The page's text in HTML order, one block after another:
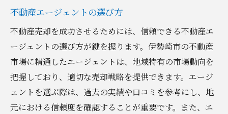
不動産エージェントの選び方
不動産売却を成功させるためには、信頼できる不動産エ
ージェントの選び方が鍵を握ります。伊勢崎市の不動産
市場に精通したエージェントは、地域特有の市場動向を
把握しており、適切な売却戦略を提供できます。エージ
ェントを選ぶ際は、過去の実績や口コミを参考にし、地
元における信頼度を確認することが重要です。また、エ